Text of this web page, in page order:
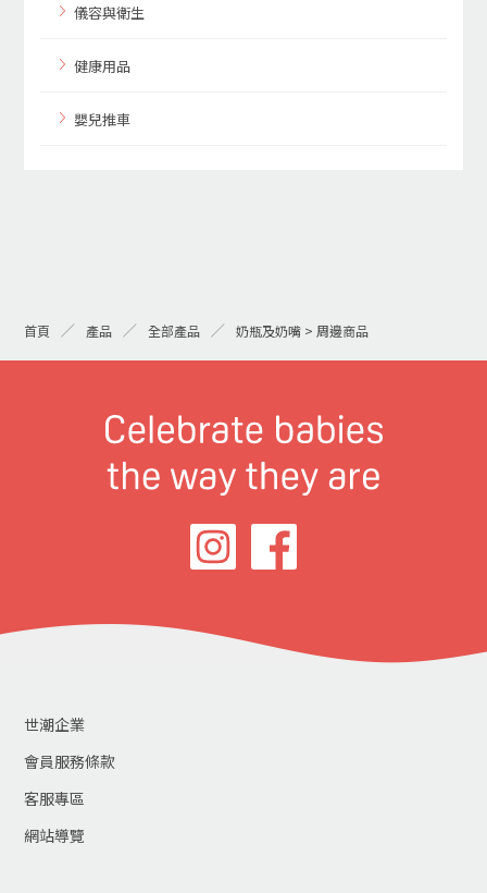
儀容與衛生
健康用品
嬰兒推車
首頁 產品 全部產品 奶瓶及奶嘴 > 周邊商品
世潮企業
會員服務條款
客服專區
網站導覽